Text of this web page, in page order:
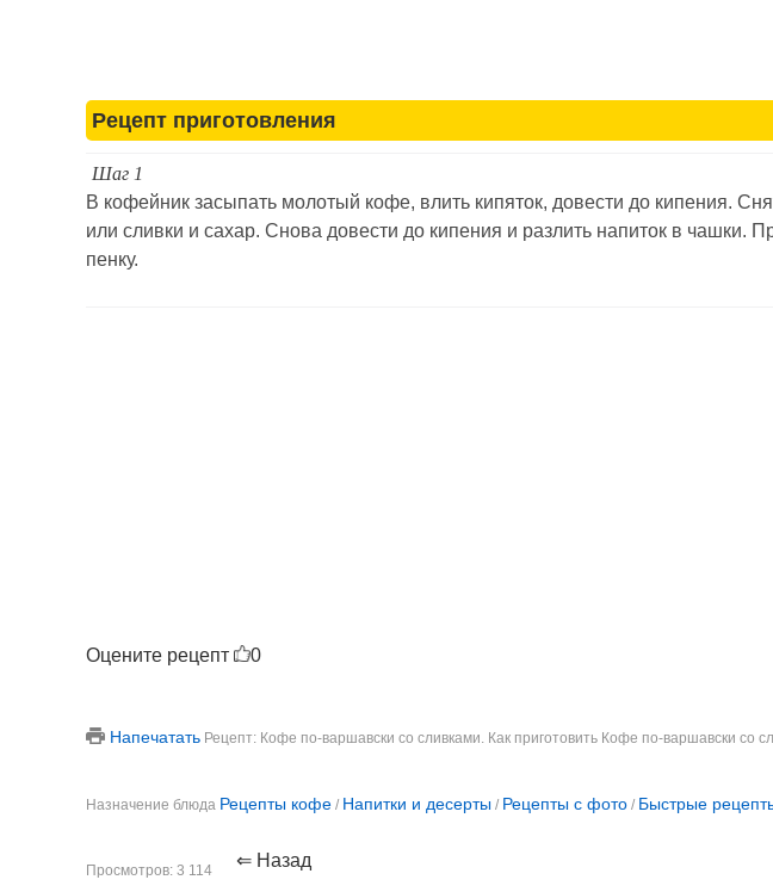
Рецепт приготовления
Шаг 1
В кофейник засыпать молотый кофе, влить кипяток, довести до кипения.
или сливки и сахар. Снова довести до кипения и разлить напиток в чашки.
пенку.
Оцените рецепт 0
Напечатать Рецепт: Кофе по-варшавски со сливками. Как приготовить Кофе по-варшавски со
Назначение блюда Рецепты кофе / Напитки и десерты / Рецепты с фото / Быстрые
Просмотров: 3 114 ⇐ Назад